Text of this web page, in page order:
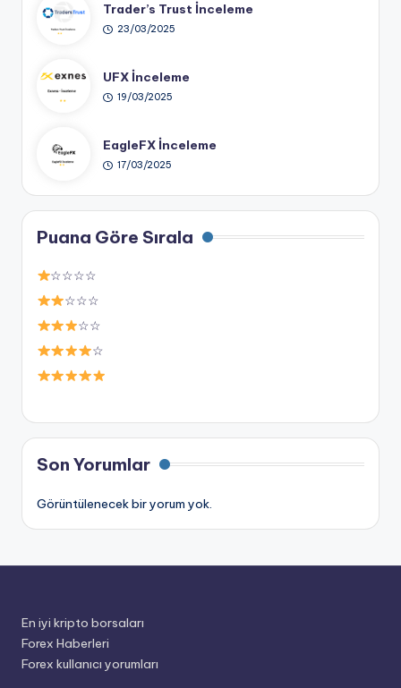
Trader’s Trust İnceleme
23/03/2025
UFX İnceleme
19/03/2025
EagleFX İnceleme
17/03/2025
Puana Göre Sırala
☆☆☆☆
☆☆☆
☆☆
☆
Son Yorumlar
Görüntülenecek bir yorum yok.
En iyi kripto borsaları
Forex Haberleri
Forex kullanıcı yorumları